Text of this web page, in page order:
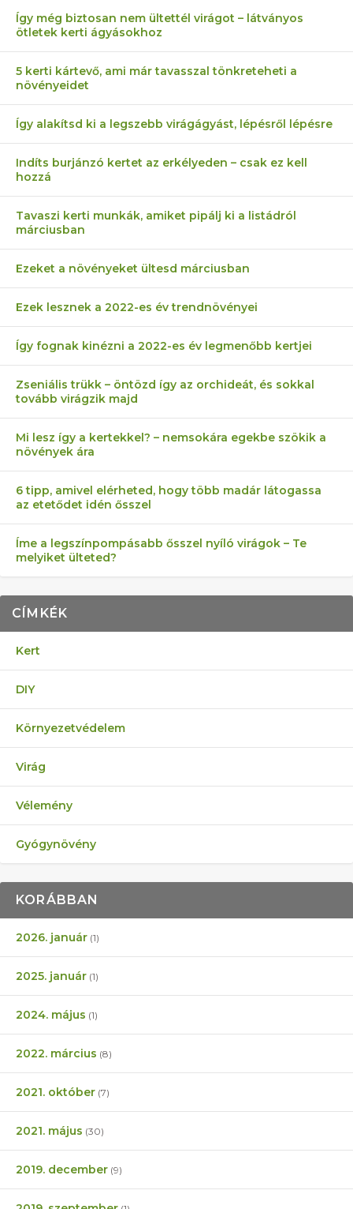
Így még biztosan nem ültettél virágot – látványos
ötletek kerti ágyásokhoz
5 kerti kártevő, ami már tavasszal tönkreteheti a
növényeidet
Így alakítsd ki a legszebb virágágyást, lépésről lépésre
Indíts burjánzó kertet az erkélyeden – csak ez kell
hozzá
Tavaszi kerti munkák, amiket pipálj ki a listádról
márciusban
Ezeket a növényeket ültesd márciusban
Ezek lesznek a 2022-es év trendnövényei
Így fognak kinézni a 2022-es év legmenőbb kertjei
Zseniális trükk – öntözd így az orchideát, és sokkal
tovább virágzik majd
Mi lesz így a kertekkel? – nemsokára egekbe szökik a
növények ára
6 tipp, amivel elérheted, hogy több madár látogassa
az etetődet idén ősszel
Íme a legszínpompásabb ősszel nyíló virágok – Te
melyiket ülteted?
CÍMKÉK
Kert
DIY
Környezetvédelem
Virág
Vélemény
Gyógynövény
KORÁBBAN
2026. január (1)
2025. január (1)
2024. május (1)
2022. március (8)
2021. október (7)
2021. május (30)
2019. december (9)